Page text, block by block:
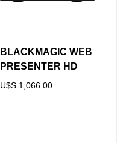
BLACKMAGIC WEB
PRESENTER HD
U$S 1,066.00